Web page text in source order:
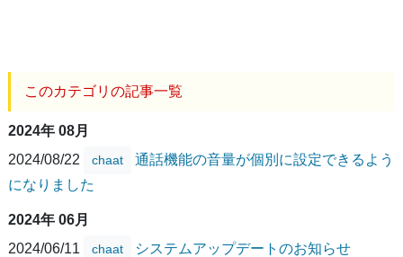
このカテゴリの記事一覧
2024年 08月
2024/08/22
chaat
通話機能の音量が個別に設定できるよう
になりました
2024年 06月
2024/06/11
chaat システムアップデートのお知らせ